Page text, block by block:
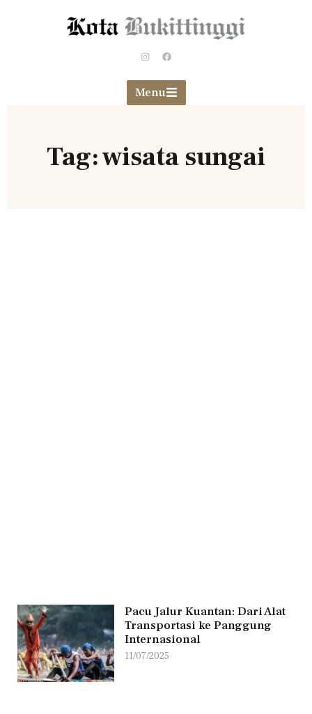
Menu
Tag: wisata sungai
Pacu Jalur Kuantan: Dari Alat
Transportasi ke Panggung
Internasional
11/07/2025